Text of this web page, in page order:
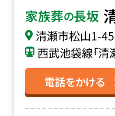
家族葬の長坂
清瀬市松山1-
西武池袋線「清
電話をかける